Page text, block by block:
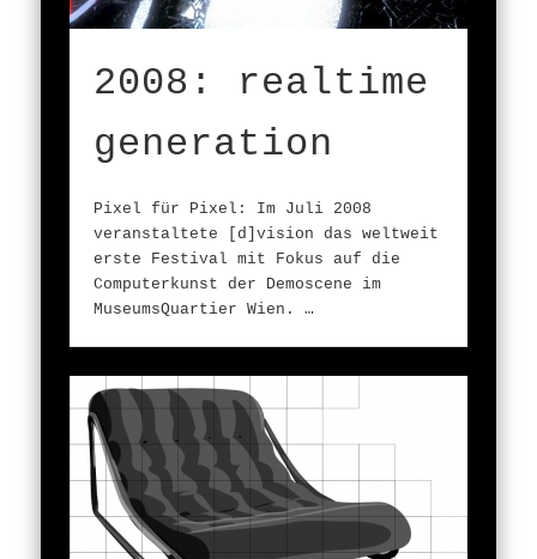
2008: realtime
generation
Pixel für Pixel: Im Juli 2008
veranstaltete [d]vision das weltweit
erste Festival mit Fokus auf die
Computerkunst der Demoscene im
MuseumsQuartier Wien. …